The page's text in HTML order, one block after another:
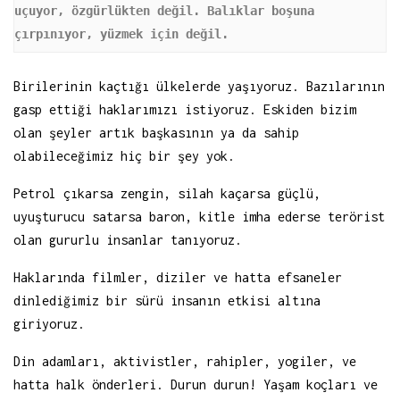
uçuyor, özgürlükten değil. Balıklar boşuna
çırpınıyor, yüzmek için değil.
Birilerinin kaçtığı ülkelerde yaşıyoruz. Bazılarının
gasp ettiği haklarımızı istiyoruz. Eskiden bizim
olan şeyler artık başkasının ya da sahip
olabileceğimiz hiç bir şey yok.
Petrol çıkarsa zengin, silah kaçarsa güçlü,
uyuşturucu satarsa baron, kitle imha ederse terörist
olan gururlu insanlar tanıyoruz.
Haklarında filmler, diziler ve hatta efsaneler
dinlediğimiz bir sürü insanın etkisi altına
giriyoruz.
Din adamları, aktivistler, rahipler, yogiler, ve
hatta halk önderleri. Durun durun! Yaşam koçları ve